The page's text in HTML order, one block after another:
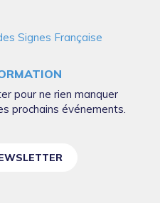
Signes Française
pour ne rien manquer
prochains événements.